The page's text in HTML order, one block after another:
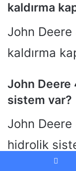
kaldırma
John Deere
kaldırma
John Deere
sistem var?
John
hidrolik